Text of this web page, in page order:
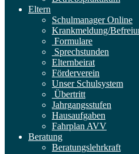
Eltern
Schulmanager Online
Krankmeldung/
Formulare
Sprechstunden
Elternbeirat
Förderverein
Unser Schulsystem
Übertritt
Jahrgangsstufen
Hausaufgaben
Fahrplan AVV
Beratung
Beratungslehrkraft